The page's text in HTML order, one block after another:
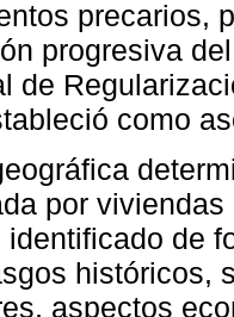
precarios,
progresiva
de
como
por
identificado de
históricos,
aspectos